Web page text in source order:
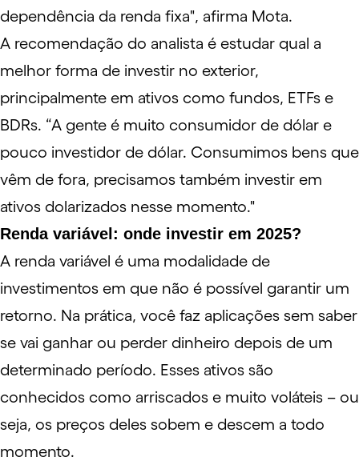
dependência da renda fixa", afirma Mota.
A recomendação do analista é estudar qual a
melhor forma de investir no exterior,
principalmente em ativos como fundos, ETFs e
BDRs. “A gente é muito consumidor de dólar e
pouco investidor de dólar. Consumimos bens que
vêm de fora, precisamos também investir em
ativos dolarizados nesse momento."
Renda variável: onde investir em 2025?
A renda variável é uma modalidade de
investimentos em que não é possível garantir um
retorno. Na prática, você faz aplicações sem saber
se vai ganhar ou perder dinheiro depois de um
determinado período. Esses ativos são
conhecidos como arriscados e muito voláteis – ou
seja, os preços deles sobem e descem a todo
momento.